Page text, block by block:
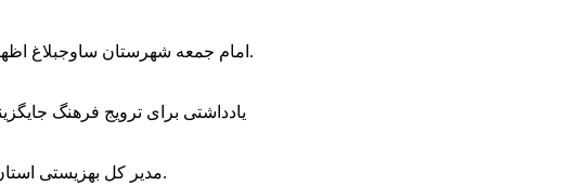
امام جمعه شهرستان ساوجبلاغ اظهارداشت : اربعین امسال سراسر حماسه خونخواهی و مرگ بر آمریکا و اسرائیل بود.
یادداشتی برای ترویج فرهنگ
مدیر کل بهزیستی استان البرز از شناسایی ۲ هزار و ۴۰۰ کودک دارای اختلالات بینایی در این استان خبر داد.